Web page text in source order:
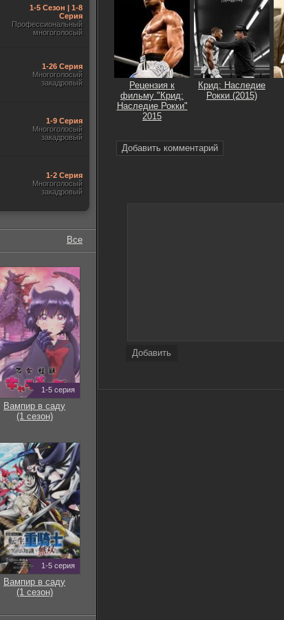
Рецензия к
фильму "Крид:
Наследие Рокки"
2015
Крид: Наследие
Рокки (2015)
Добавить комментарий
Добавить
1-5 Сезон | 1-8
Серия
Профессиональный
многоголосый
1-26 Серия
Многоголосый
закадровый
1-9 Серия
Многоголосый
закадровый
1-2 Серия
Многоголосый
закадровый
Все
1-5 серия
Вампир в саду
(1 сезон)
1-5 серия
Вампир в саду
(1 сезон)